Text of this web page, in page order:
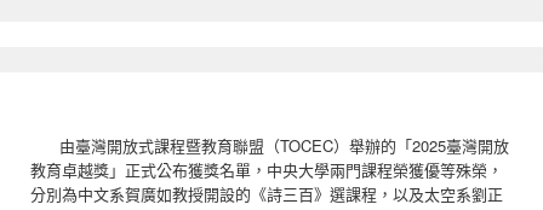
由臺灣開放式課程暨教育聯盟（TOCEC）舉辦的「2025臺灣開放
教育卓越獎」正式公布獲獎名單，中央大學兩門課程榮獲優等殊榮，
分別為中文系賀廣如教授開設的《詩三百》選課程，以及太空系劉正